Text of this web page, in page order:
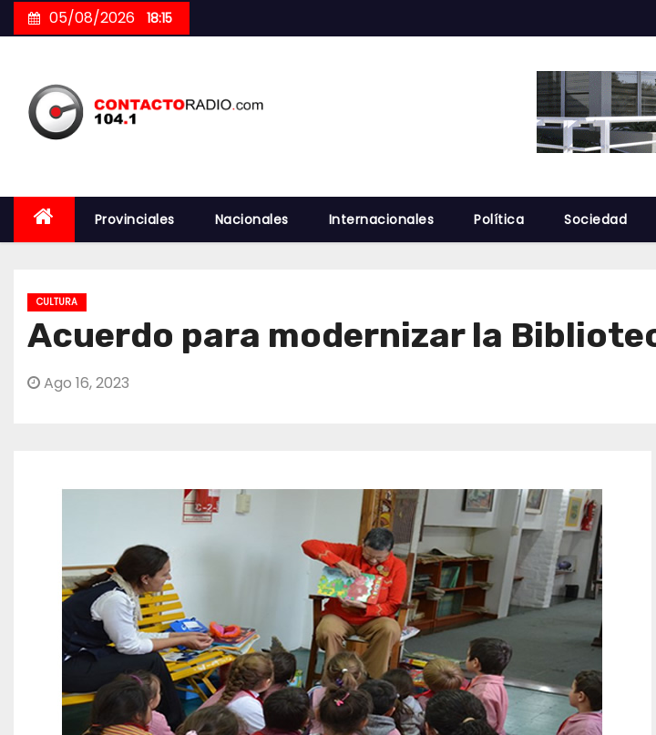
to
05/08/2026 18:15
Provinciales Nacionales Internacionales Política Sociedad
CULTURA
Acuerdo para modernizar la
Ago 16, 2023